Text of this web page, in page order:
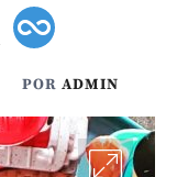
POR ADMIN